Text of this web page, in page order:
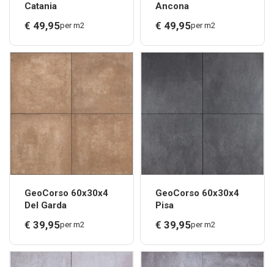
Catania
€ 49,95per m2
Ancona
€ 49,95per m2
GeoCorso 60x30x4
Del Garda
€ 39,95per m2
GeoCorso 60x30x4
Pisa
€ 39,95per m2